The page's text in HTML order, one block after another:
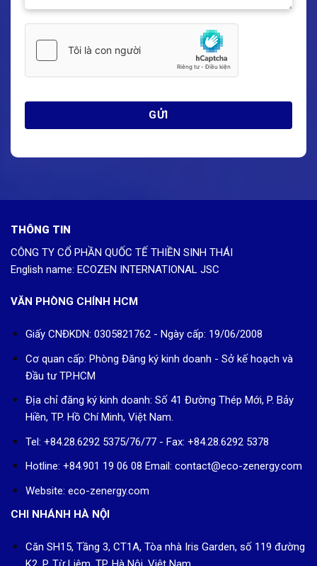
THÔNG TIN
CÔNG TY CỔ PHẦN QUỐC TẾ THIỀN SINH THÁI
English name: ECOZEN INTERNATIONAL JSC
VĂN PHÒNG CHÍNH HCM
Giấy CNĐKDN: 0305821762 - Ngày cấp: 19/06/2008
Cơ quan cấp: Phòng Đăng ký kinh doanh - Sở kế hoạch và
Đầu tư TP.HCM
Địa chỉ đăng ký kinh doanh: Số 41 Đường Thép Mới, P. Bảy
Hiền, TP. Hồ Chí Minh, Việt Nam.
Tel: +84.28.6292 5375/76/77 - Fax: +84.28.6292 5378
Hotline: +84.901 19 06 08 Email: contact@eco-zenergy.com
Website: eco-zenergy.com
CHI NHÁNH HÀ NỘI
Căn SH15, Tầng 3, CT1A, Tòa nhà Iris Garden, số 119 đường